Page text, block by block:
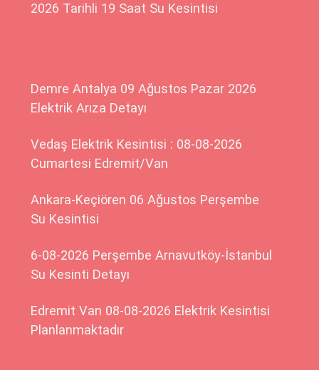
2026 Tarihli 19 Saat Su Kesintisi
Demre Antalya 09 Ağustos Pazar 2026
Elektrik Arıza Detayı
Vedaş Elektrik Kesintisi : 08-08-2026
Cumartesi Edremit/Van
Ankara-Keçiören 06 Ağustos Perşembe
Su Kesintisi
6-08-2026 Perşembe Arnavutköy-İstanbul
Su Kesinti Detayı
Edremit Van 08-08-2026 Elektrik Kesintisi
Planlanmaktadır